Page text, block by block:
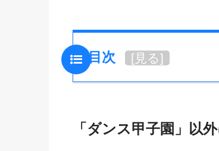
目次 [見る]
「ダンス甲子園」以